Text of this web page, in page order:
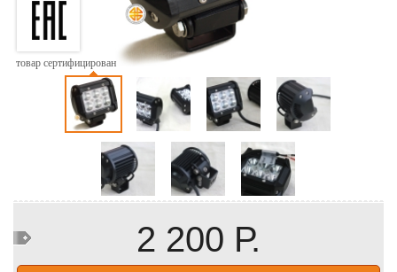
товар сертифицирован
2 200 Р.